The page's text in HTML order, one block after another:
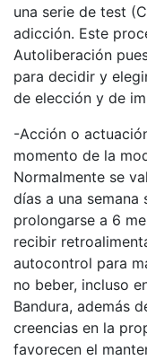
una serie de test
adicción. Este
Autoliberación
para decidir y
de elección y de
-Acción o
momento de la
Normalmente se
días a una semana
prolongarse a 6
recibir
autocontrol para
no beber, incluso
Bandura, además
creencias en la
favorecen el